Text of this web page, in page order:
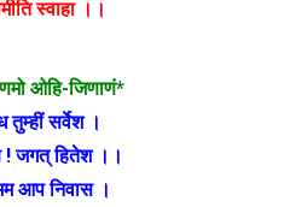
स्वाहा ।।
ओहि-जिणाणं*
तुम्हीं सर्वेश‌ ।
! जगत् हितेश ।।
आप निवास ।